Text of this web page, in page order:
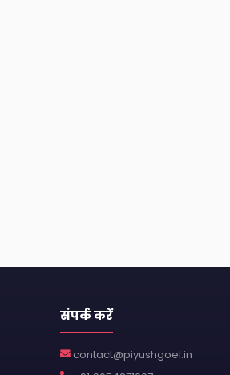
संपर्क करें
contact@piyushgoel.in